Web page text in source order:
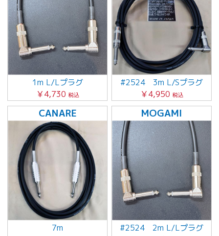
1m L/Lプラグ
￥4,730 税込
#2524 3m L/Sプラグ
￥4,950 税込
CANARE
7m
MOGAMI
#2524 2m L/Lプラグ